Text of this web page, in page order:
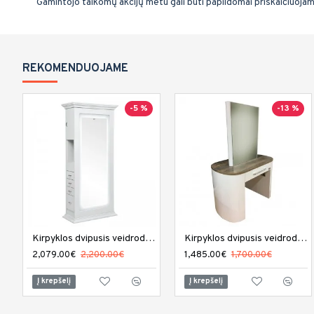
Gamintojo taikomų akcijų metu gali būti papildomai
REKOMENDUOJAME
-5 %
Kirpyklos dvipusis veidrodis DIR Adonis su LED apšvietimu
2,079.00€ 2,200.00€
Į krepšelį
-13 %
Kirpyklos dvipusis veidrodis REM Capri
1,485.00€ 1,700.00€
Į krepšelį